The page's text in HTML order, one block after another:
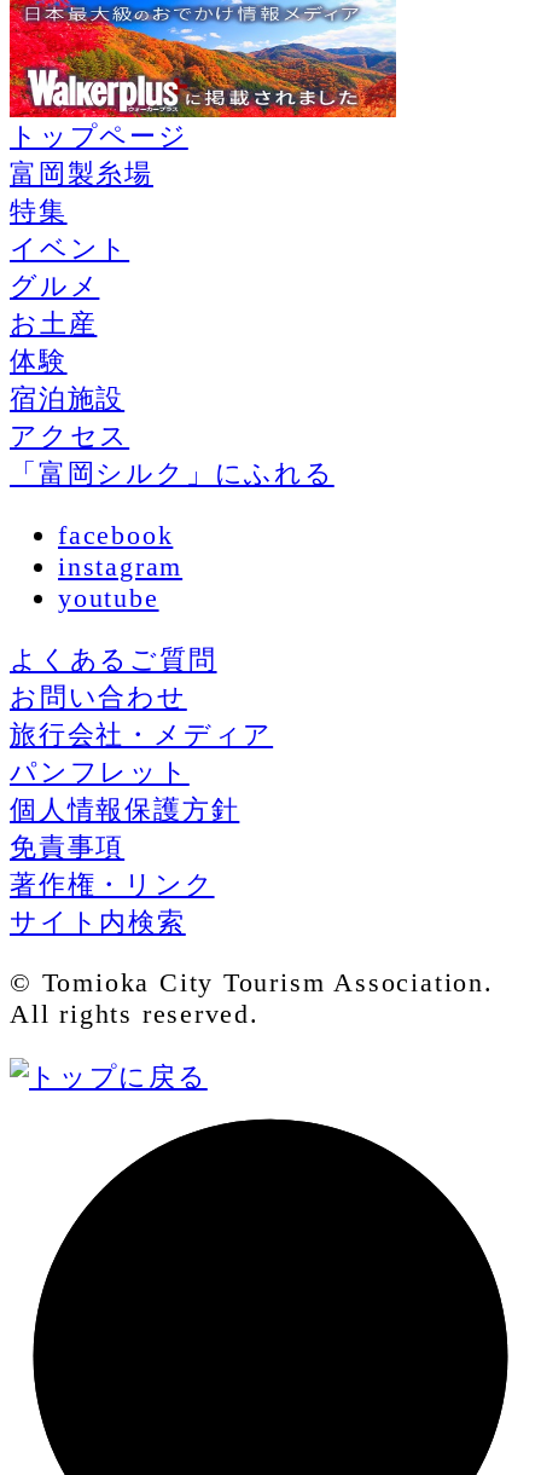
トップページ
富岡製糸場
特集
イベント
グルメ
お土産
体験
宿泊施設
アクセス
「富岡シルク」にふれる
facebook
instagram
youtube
よくあるご質問
お問い合わせ
旅行会社・メディア
パンフレット
個人情報保護方針
免責事項
著作権・リンク
サイト内検索
© Tomioka City Tourism Association.
All rights reserved.